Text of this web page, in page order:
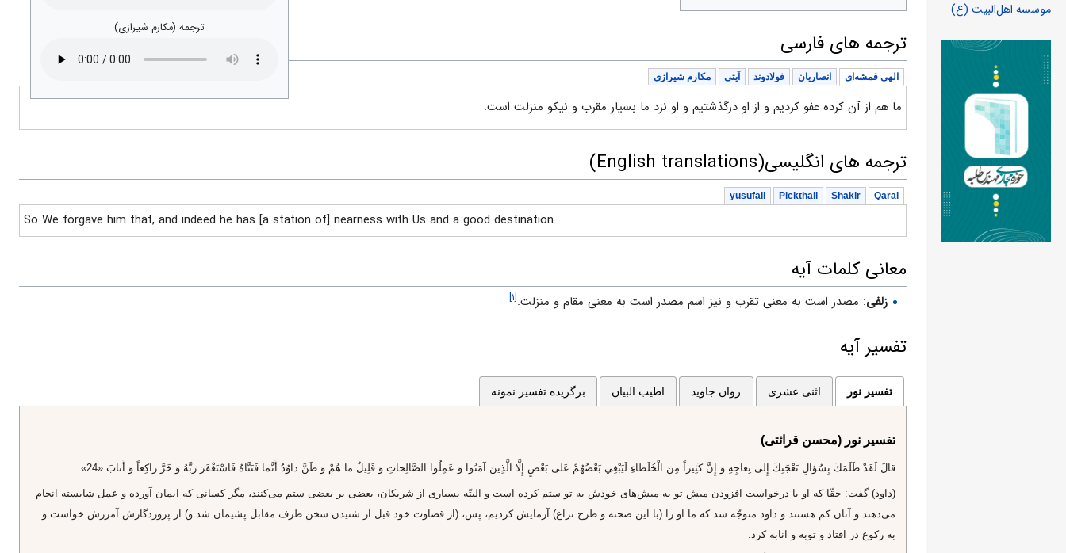
ترجمه (مکارم شیرازی)
ترجمه های فارسی
الهی قمشه‌ای انصاریان فولادوند آیتی مکارم شیرازی
ما هم از آن کرده عفو کردیم و از او درگذشتیم و او نزد ما بسیار مقرب و نیکو منزلت است.
ترجمه های انگلیسی(English translations)
Qarai
Shakir
Pickthall
yusufali
So We forgave him that, and indeed he has [a station of] nearness with Us and a good destination.
معانی کلمات آیه
زلفى: مصدر است به معنى تقرب و نيز اسم مصدر است به معنى مقام و منزلت.[۱]
تفسیر آیه
تفسیر نور اثنی عشری روان جاوید اطیب البیان برگزیده تفسیر نمونه
تفسیر نور (محسن قرائتی)
قالَ لَقَدْ ظَلَمَكَ بِسُؤالِ نَعْجَتِكَ إِلى‌ نِعاجِهِ وَ إِنَّ كَثِيراً مِنَ الْخُلَطاءِ لَيَبْغِي بَعْضُهُمْ عَلى‌ بَعْضٍ إِلَّا الَّذِينَ آمَنُوا وَ عَمِلُوا الصَّالِحاتِ وَ قَلِيلٌ ما هُمْ وَ ظَنَّ داوُدُ أَنَّما فَتَنَّاهُ فَاسْتَغْفَرَ رَبَّهُ وَ خَرَّ راكِعاً وَ أَنابَ «24»
(داود) گفت: حقّا كه او با درخواست افزودن ميش تو به ميش‌هاى خودش به تو ستم كرده است و البتّه بسيارى از شريكان، بعضى بر بعضى ستم مى‌كنند، مگر كسانى كه ايمان آورده و عمل شايسته انجام
مى‌دهند و آنان كم هستند و داود متوجّه شد كه ما او را (با اين صحنه و طرح نزاع) آزمايش كرديم، پس، (از قضاوت خود قبل از شنيدن سخن طرف مقابل پشيمان شد و) از پروردگارش آمرزش خواست و
به ركوع در افتاد و توبه و انابه كرد.
موسسه اهل‌البیت (ع)